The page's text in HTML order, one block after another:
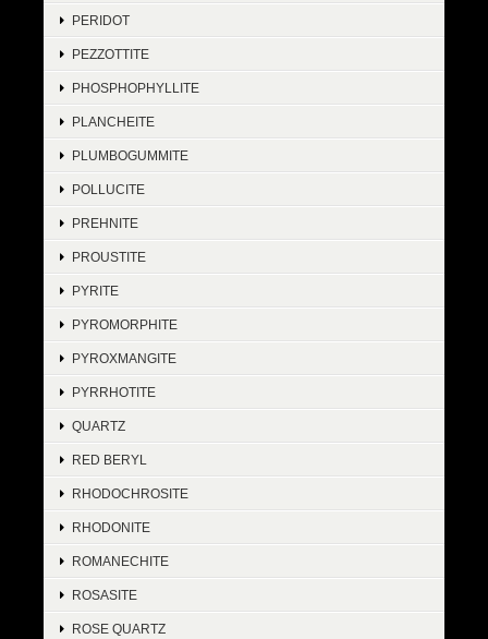
PERIDOT
PEZZOTTITE
PHOSPHOPHYLLITE
PLANCHEITE
PLUMBOGUMMITE
POLLUCITE
PREHNITE
PROUSTITE
PYRITE
PYROMORPHITE
PYROXMANGITE
PYRRHOTITE
QUARTZ
RED BERYL
RHODOCHROSITE
RHODONITE
ROMANECHITE
ROSASITE
ROSE QUARTZ